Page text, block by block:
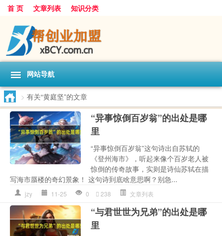
首 页 文章列表 知识分类
网站导航
> 有关“黄庭坚”的文章
“异事惊倒百岁翁”的出处是哪
里
“异事惊倒百岁翁”这句诗出自苏轼的
《登州海市》，听起来像个百岁老人被
惊倒的传奇故事，实则是诗仙苏轼在描
写海市蜃楼的奇幻景象！ 这句诗到底啥意思啊？别急...
jzy 11-25 0 238 文章列表
“与君世世为兄弟”的出处是哪
里